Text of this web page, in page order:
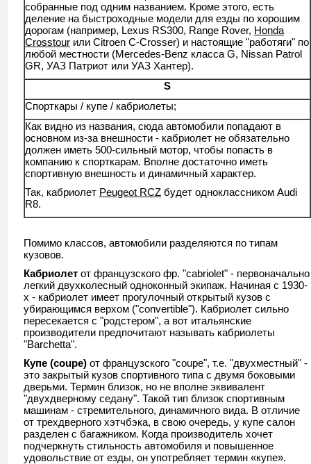
собранные под одним названием. Кроме этого, есть
деление на быстроходные модели для езды по хорошим
дорогам (например, Lexus RS300, Range Rover, Honda
Crosstour или Citroen C-Crosser) и настоящие "работяги" по
любой местности (Mercedes-Benz класса G, Nissan Patrol
GR, УАЗ Патриот или УАЗ Хантер).
S
Спорткары / купе / кабриолеты;
Как видно из названия, сюда автомобили попадают в
основном из-за внешности - кабриолет не обязательно
должен иметь 500-сильный мотор, чтобы попасть в
компанию к спорткарам. Вполне достаточно иметь
спортивную внешность и динамичный характер.
Так, кабриолет Peugeot RCZ будет одноклассником Audi
R8.
Помимо классов, автомобили разделяются по типам
кузовов.
Кабриолет от французского фр. "cabriolet" - первоначально
легкий двухколесный одноконный экипаж. Начиная с 1930-
х - кабриолет имеет прогулочный открытый кузов с
убирающимся верхом ("convertible"). Кабриолет сильно
пересекается с "родстером", а вот итальянские
производители предпочитают называть кабриолеты
"Barchetta".
Купе (coupe) от французского "coupe", т.е. "двухместный" -
это закрытый кузов спортивного типа с двумя боковыми
дверьми. Термин близок, но не вполне эквивалент
"двухдверному седану". Такой тип близок спортивным
машинам - стремительного, динамичного вида. В отличие
от трехдверного хэтчбэка, в свою очередь, у купе салон
разделен с багажником. Когда производитель хочет
подчеркнуть стильность автомобиля и повышенное
удовольствие от езды, он употребляет термин «купе».